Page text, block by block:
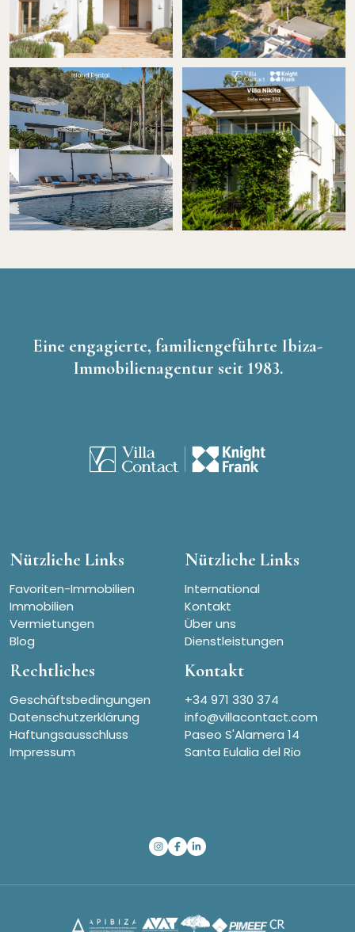
Eine engagierte, familiengeführte Ibiza-
Immobilienagentur seit 1983.
Nützliche Links
Favoriten-Immobilien
Immobilien
Vermietungen
Blog
Nützliche Links
International
Kontakt
Über uns
Dienstleistungen
Rechtliches
Geschäftsbedingungen
Datenschutzerklärung
Haftungsausschluss
Impressum
Kontakt
+34 971 330 374
info@villacontact.com
Paseo S'Alamera 14
Santa Eulalia del Rio